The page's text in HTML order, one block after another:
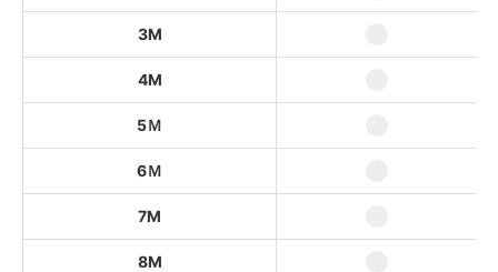
6Ｍ
35,720円(本体32,473円、税3,247
3M
4M
5Ｍ
6Ｍ
7M
8M